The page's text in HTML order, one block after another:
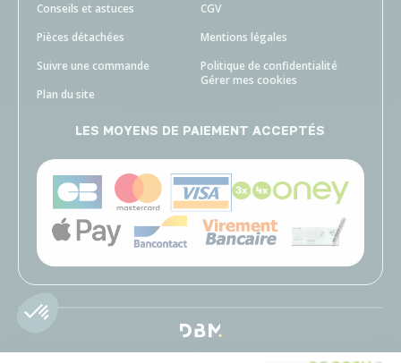
Conseils et astuces
Pièces détachées
Suivre une commande
Plan du site
CGV
Mentions légales
Politique de confidentialité
Gérer mes cookies
LES MOYENS DE PAIEMENT ACCEPTÉS